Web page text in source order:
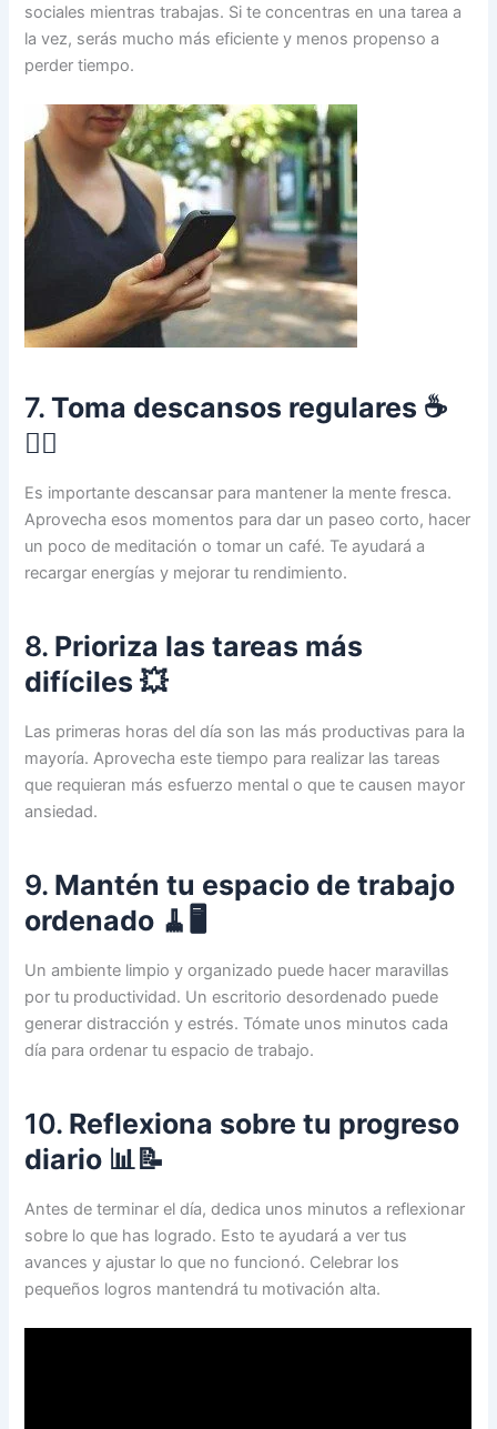
sociales mientras trabajas. Si te concentras en una tarea a
la vez, serás mucho más eficiente y menos propenso a
perder tiempo.
7.Toma descansos regulares ☕
🧘‍♀️
Es importante descansar para mantener la mente fresca.
Aprovecha esos momentos para dar un paseo corto, hacer
un poco de meditación o tomar un café. Te ayudará a
recargar energías y mejorar tu rendimiento.
8. Prioriza las tareas más
difíciles 💥
Las primeras horas del día son las más productivas para la
mayoría. Aprovecha este tiempo para realizar las tareas
que requieran más esfuerzo mental o que te causen mayor
ansiedad.
9. Mantén tu espacio de trabajo
ordenado 🧹🖥
Un ambiente limpio y organizado puede hacer maravillas
por tu productividad. Un escritorio desordenado puede
generar distracción y estrés. Tómate unos minutos cada
día para ordenar tu espacio de trabajo.
10. Reflexiona sobre tu progreso
diario 📊📝
Antes de terminar el día, dedica unos minutos a reflexionar
sobre lo que has logrado. Esto te ayudará a ver tus
avances y ajustar lo que no funcionó. Celebrar los
pequeños logros mantendrá tu motivación alta.